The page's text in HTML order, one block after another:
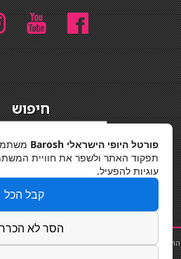
חיפוש
מדיניות פרטיות
החלקות שיער|תאורה לבית|פאות ותוספות שיער|
פורטל היופי הישראלי Barosh
תפקוד האתר ולשפר את חוויית
עוגיות להפעיל.
קבל הכל
הסר לא